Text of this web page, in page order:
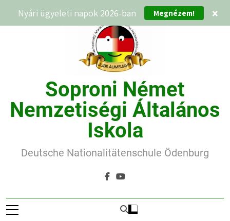
Soproni Német
Nemzetiségi Általános
Iskola
Deutsche Nationalitätenschule Ödenburg
Nyári ügyeleti napok 2026-ban Megnézem! ×